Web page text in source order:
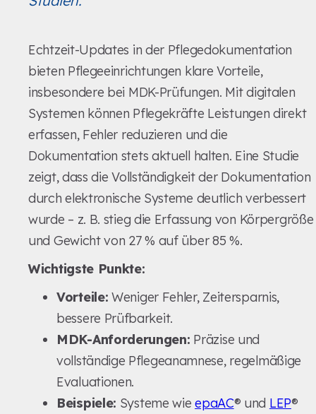
Echtzeit-Updates in der Pflegedokumentation
bieten Pflegeeinrichtungen klare Vorteile,
insbesondere bei MDK-Prüfungen. Mit digitalen
Systemen können Pflegekräfte Leistungen direkt
erfassen, Fehler reduzieren und die
Dokumentation stets aktuell halten. Eine Studie
zeigt, dass die Vollständigkeit der Dokumentation
durch elektronische Systeme deutlich verbessert
wurde – z. B. stieg die Erfassung von Körpergröße
und Gewicht von 27 % auf über 85 %.
Wichtigste Punkte:
Vorteile: Weniger Fehler, Zeitersparnis,
bessere Prüfbarkeit.
MDK-Anforderungen: Präzise und
vollständige Pflegeanamnese, regelmäßige
Evaluationen.
Beispiele: Systeme wieepaAC® und LEP®